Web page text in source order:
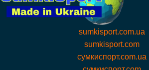
sumkisport.com.ua
sumkisport.com
сумкиспорт.com.ua